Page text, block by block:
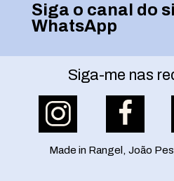
Siga o canal do
WhatsApp
Made in Rangel, João
Siga-me nas